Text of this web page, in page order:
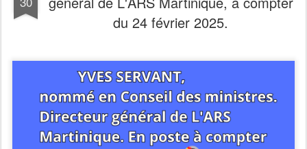
du 24 février 2025.